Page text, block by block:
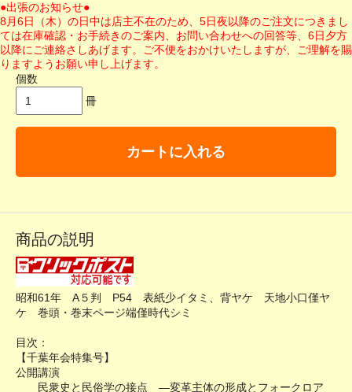
●出張のお知らせ●
8月6日（木）の日中は店主不在のため、5日夜以降のご注文につきまし
ては在庫確認・お手続きのご案内、お問い合わせへの回答等、6日夕方
以降にご連絡さしあげます。ご不便をおかけいたしますが、ご理解を賜
りますようお願い申し上げます。
個数
冊
カートに入れる
商品の説明
昭和61年 A５判 P54 表紙少イタミ、背ヤケ 天地小口僅ヤ
ケ 巻頭・巻末ページ端僅時代シミ
目次：
【千葉年会特集号】
公開講演
民衆史と民俗学の接点 ―変革主体の形成とフォークロア